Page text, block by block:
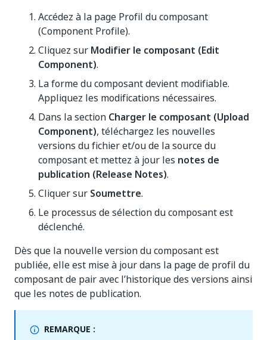
Accédez à la page Profil du composant
(Component Profile).
Cliquez sur Modifier le composant (Edit
Component).
La forme du composant devient modifiable.
Appliquez les modifications nécessaires.
Dans la section Charger le composant (Upload
Component), téléchargez les nouvelles
versions du fichier et/ou de la source du
composant et mettez à jour les notes de
publication (Release Notes).
Cliquer sur Soumettre.
Le processus de sélection du composant est
déclenché.
Dès que la nouvelle version du composant est
publiée, elle est mise à jour dans la page de profil du
composant de pair avec l’historique des versions ainsi
que les notes de publication.
REMARQUE :